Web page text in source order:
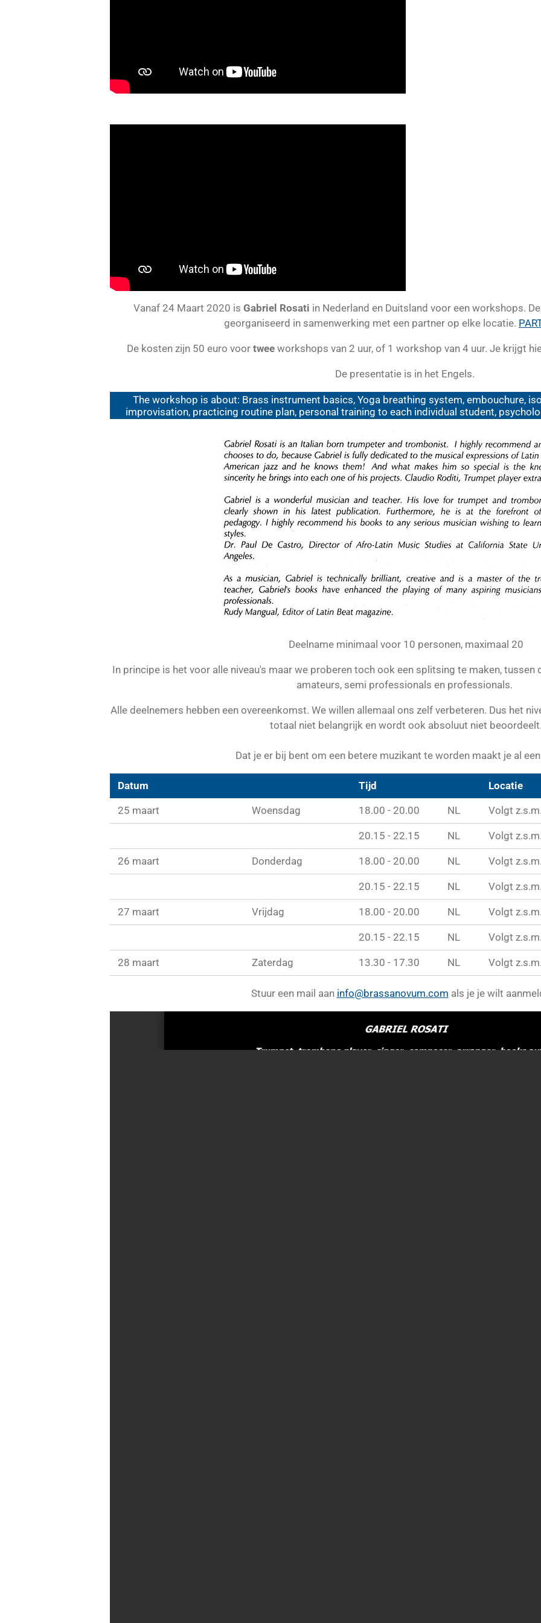
Vanaf 24 Maart 2020 is Gabriel Rosati in Nederland en Duitsland voor een workshops.
georganiseerd in samenwerking met een partner op elke locatie.
De kosten zijn 50 euro voor tweeworkshops van 2 uur, of 1 workshop van 4 uur. Je krijgt
De presentatie is in het Engels.
The workshop is about: Brass instrument basics, Yoga breathing system, embouchure,
improvisation, practicing routine plan, personal training to each individual student,
Deelname minimaal voor 10 personen, maximaal 20
In principe is het voor alle niveau's maar we proberen toch ook een splitsing te maken, tussen
amateurs, semi professionals en professionals.
Alle deelnemers hebben een overeenkomst. We willen allemaal ons zelf verbeteren. Dus het
totaal niet belangrijk en wordt ook absoluut niet beoordeelt.
Dat je er bij bent om een betere muzikant te worden maakt je al
Datum Tijd Locatie
25 maart Woensdag 18.00 - 20.00 NL Volgt z.s.m.
20.15 - 22.15 NL Volgt z.s.m.
26 maart Donderdag 18.00 - 20.00 NL Volgt z.s.m.
20.15 - 22.15 NL Volgt z.s.m.
27 maart Vrijdag 18.00 - 20.00 NL Volgt z.s.m.
20.15 - 22.15 NL Volgt z.s.m.
28 maart Zaterdag 13.30 - 17.30 NL Volgt z.s.m.
Stuur een mail aan info@brassanovum.com als je je wilt